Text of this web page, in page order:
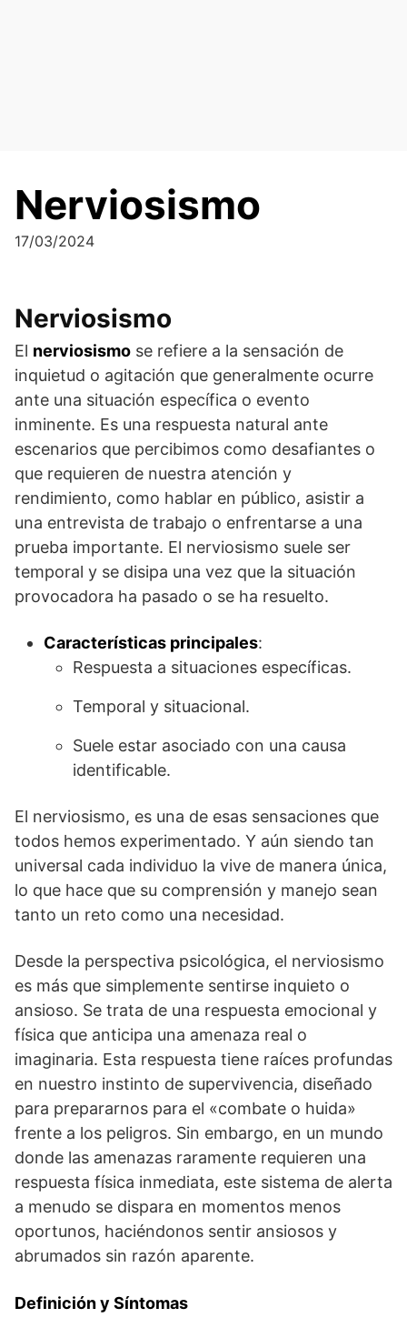
Nerviosismo
17/03/2024
Nerviosismo
El nerviosismo se refiere a la sensación de
inquietud o agitación que generalmente ocurre
ante una situación específica o evento
inminente. Es una respuesta natural ante
escenarios que percibimos como desafiantes o
que requieren de nuestra atención y
rendimiento, como hablar en público, asistir a
una entrevista de trabajo o enfrentarse a una
prueba importante. El nerviosismo suele ser
temporal y se disipa una vez que la situación
provocadora ha pasado o se ha resuelto.
Características principales:
Respuesta a situaciones específicas.
Temporal y situacional.
Suele estar asociado con una causa
identificable.
El nerviosismo, es una de esas sensaciones que
todos hemos experimentado. Y aún siendo tan
universal cada individuo la vive de manera única,
lo que hace que su comprensión y manejo sean
tanto un reto como una necesidad.
Desde la perspectiva psicológica, el nerviosismo
es más que simplemente sentirse inquieto o
ansioso. Se trata de una respuesta emocional y
física que anticipa una amenaza real o
imaginaria. Esta respuesta tiene raíces profundas
en nuestro instinto de supervivencia, diseñado
para prepararnos para el «combate o huida»
frente a los peligros. Sin embargo, en un mundo
donde las amenazas raramente requieren una
respuesta física inmediata, este sistema de alerta
a menudo se dispara en momentos menos
oportunos, haciéndonos sentir ansiosos y
abrumados sin razón aparente.
Definición y Síntomas